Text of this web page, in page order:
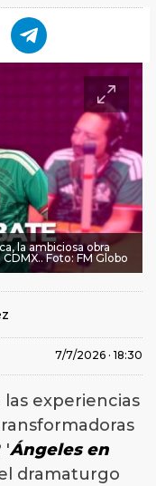
la ambiciosa obra
Foto: FM Globo
7/7/2026 · 18:30
las experiencias
'Ángeles en
dramaturgo